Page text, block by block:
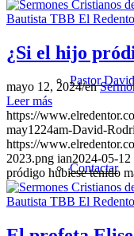
Pastor David
Contactar
¿Si el hijo
mayo 12, 2024/en
Leer más
https://
may1224am-David-
https://
2023.png ian2024-05-12
pródigo hubiese tenido